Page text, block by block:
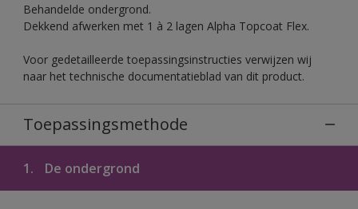
Behandelde ondergrond.
Dekkend afwerken met 1 à 2 lagen Alpha Topcoat Flex.
Voor gedetailleerde toepassingsinstructies verwijzen wij
naar het technische documentatieblad van dit product.
Toepassingsmethode
1. De ondergrond